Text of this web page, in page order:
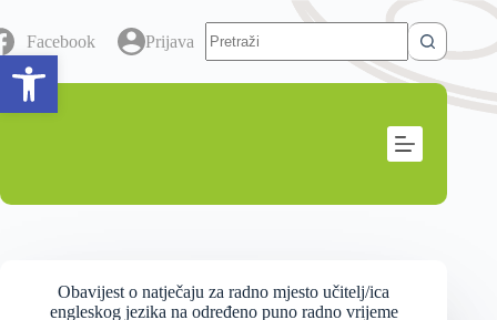
Open toolbar
Facebook Prijava
Obavijest o natječaju za radno mjesto učitelj/ica
engleskog jezika na određeno puno radno vrijeme